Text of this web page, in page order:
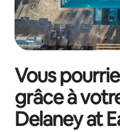
Vous
grâce à
Delaney at